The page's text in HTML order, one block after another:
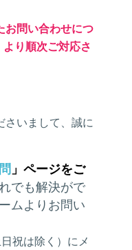
お問い合わせにつ
り順次ご対応さ
さいまして、誠に
」ページをご
でも解決がで
ムよりお問い
祝は除く）にメ